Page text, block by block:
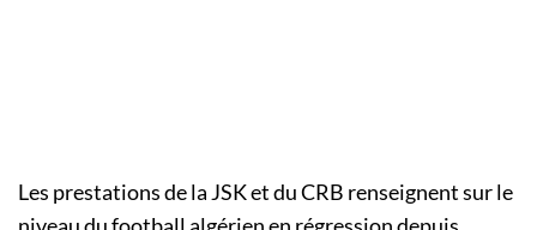
Les prestations de la JSK et du CRB renseignent sur le